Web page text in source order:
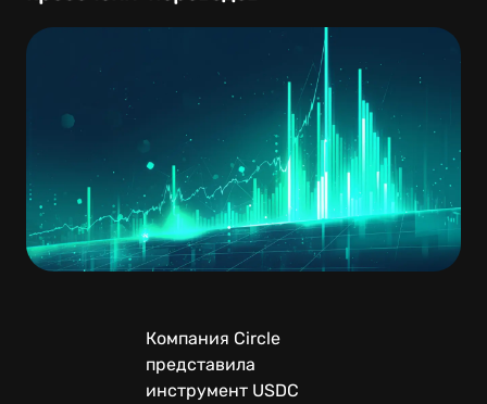
Компания Circle
представила
инструмент USDC